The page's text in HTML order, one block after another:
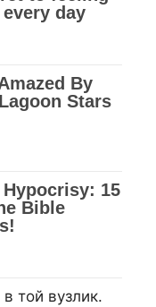
той вузлик.